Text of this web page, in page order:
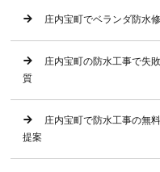
庄内宝町でベランダ防水
庄内宝町の防水工事で失
質
庄内宝町で防水工事の無
提案